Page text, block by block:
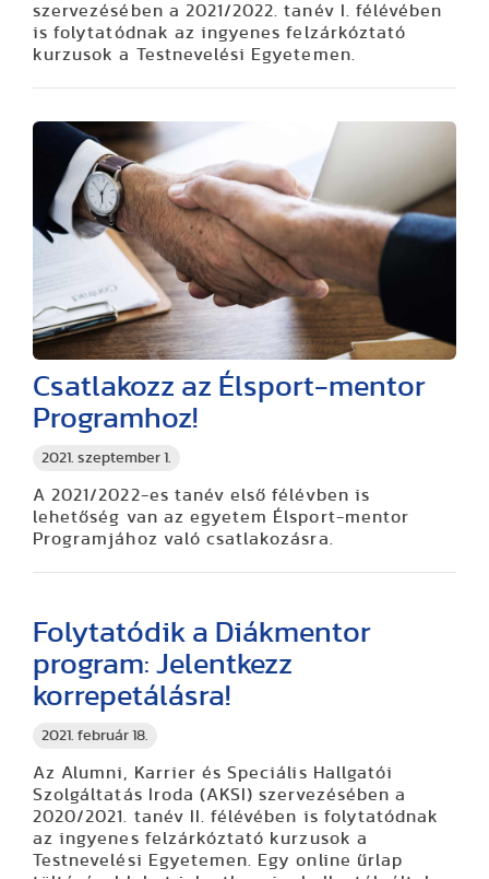
szervezésében a 2021/2022. tanév I. félévében
is folytatódnak az ingyenes felzárkóztató
kurzusok a Testnevelési Egyetemen.
2021. szeptember 1.
Csatlakozz az Élsport-mentor
Programhoz!
A 2021/2022-es tanév első félévben is
lehetőség van az egyetem Élsport-mentor
Programjához való csatlakozásra.
2021. február 18.
Folytatódik a Diákmentor
program: Jelentkezz
korrepetálásra!
Az Alumni, Karrier és Speciális Hallgatói
Szolgáltatás Iroda (AKSI) szervezésében a
2020/2021. tanév II. félévében is folytatódnak
az ingyenes felzárkóztató kurzusok a
Testnevelési Egyetemen. Egy online űrlap